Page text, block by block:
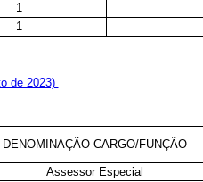
1
1
de 2023)
DENOMINAÇÃO CARGO/FUNÇÃO
Assessor Especial